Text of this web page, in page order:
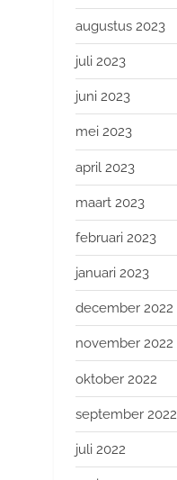
augustus 2023
juli 2023
juni 2023
mei 2023
april 2023
maart 2023
februari 2023
januari 2023
december 2022
november 2022
oktober 2022
september 2022
juli 2022